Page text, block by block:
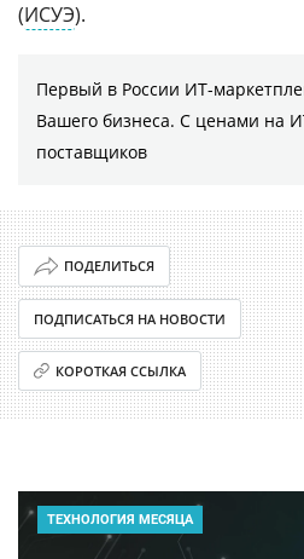
(ИСУЭ).
Первый в России ИТ-
Вашего бизнеса. С ценами на
поставщиков
ПОДЕЛИТЬСЯ
ПОДПИСАТЬСЯ НА НОВОСТИ
КОРОТКАЯ ССЫЛКА
ТЕХНОЛОГИЯ МЕСЯЦА